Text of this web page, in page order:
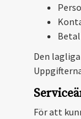
Den
För att